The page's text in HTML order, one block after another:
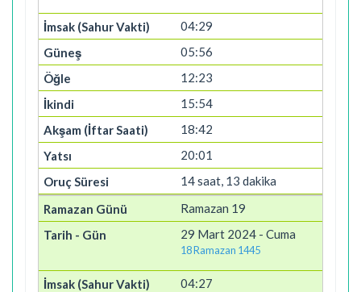
04:29
05:56
12:23
15:54
18:42
20:01
14 saat, 13 dakika
Ramazan 19
29 Mart 2024 - Cuma
18 Ramazan 1445
04:27